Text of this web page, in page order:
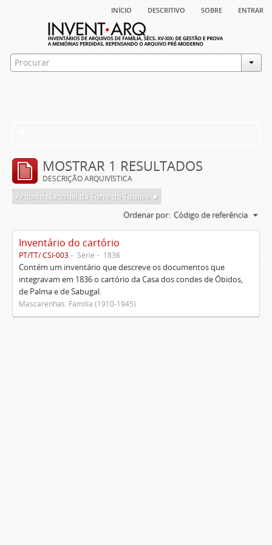
início descritivo sobre entrar
MOSTRAR 1 RESULTADOS
DESCRIÇÃO ARQUIVÍSTICA
Arquivo Nacional da Torre do Tombo
Ordenar por: Código de referência
Inventário do cartório
PT/TT/ CSI-003 Série 1836
Contém um inventário que descreve os documentos que
integravam em 1836 o cartório da Casa dos condes de Óbidos,
de Palma e de Sabugal.
Mascarenhas. Família (1910-1945)